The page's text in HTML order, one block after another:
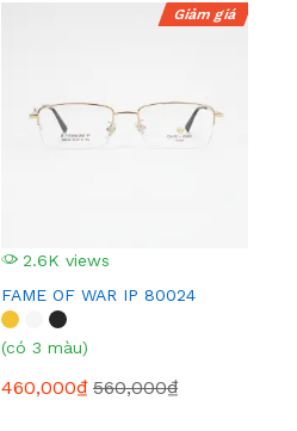
2.6K views
Giảm giá
FAME OF WAR IP 80024
(có 3 màu)
460,000₫ 560,000₫